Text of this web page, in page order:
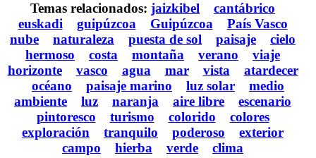
Temas relacionados: jaizkibel
cantábrico
euskadi
guipúzcoa Guipúzcoa
País Vasco
nube
naturaleza puesta de sol paisaje
cielo
hermoso
costa montaña verano
viaje
horizonte
vasco agua mar vista
atardecer
océano
paisaje marino luz solar
medio
ambiente
luz naranja aire libre
escenario
pintoresco
turismo colorido
colores
exploración
tranquilo poderoso
exterior
campo
hierba verde clima